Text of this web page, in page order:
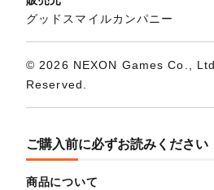
グッドスマイルカンパニー
© 2026 NEXON Games Co.,
Reserved.
ご購入前に必ずお読みください
商品について